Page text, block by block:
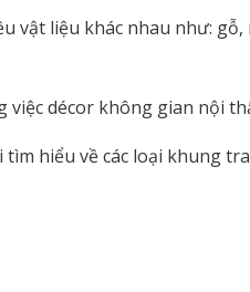
vật liệu khác nhau như:
việc décor không gian nội
hiểu về các loại khung